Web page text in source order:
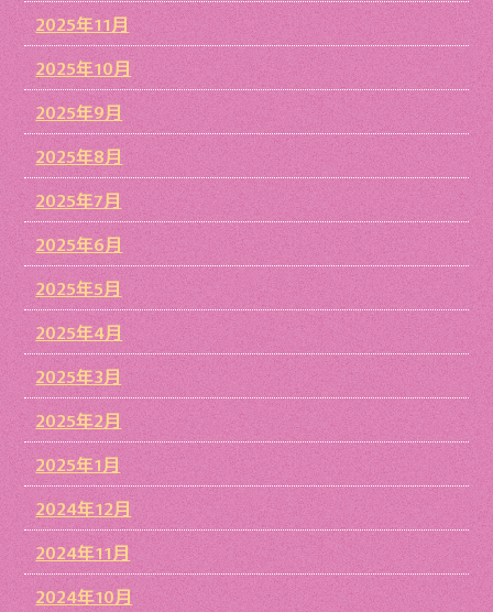
2025年11月
2025年10月
2025年9月
2025年8月
2025年7月
2025年6月
2025年5月
2025年4月
2025年3月
2025年2月
2025年1月
2024年12月
2024年11月
2024年10月